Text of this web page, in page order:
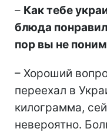
– Как тебе
блюда
пор вы не
– Хороший
переехал в
килограмма,
невероятно.